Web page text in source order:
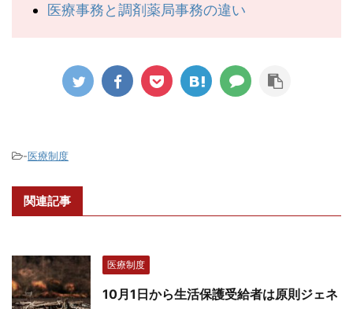
医療事務と調剤薬局事務の違い
-医療制度
関連記事
医療制度
10月1日から生活保護受給者は原則ジェネ